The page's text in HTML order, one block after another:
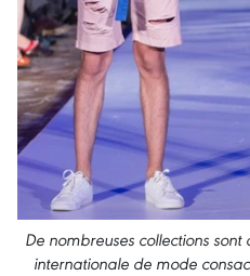
De nombreuses collections
internationale de mode